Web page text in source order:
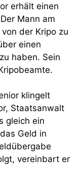
erhält einen
Mann am
der Kripo zu
einen
haben. Sein
klingelt
Staatsanwalt
gleich ein
Geld in
vereinbart er